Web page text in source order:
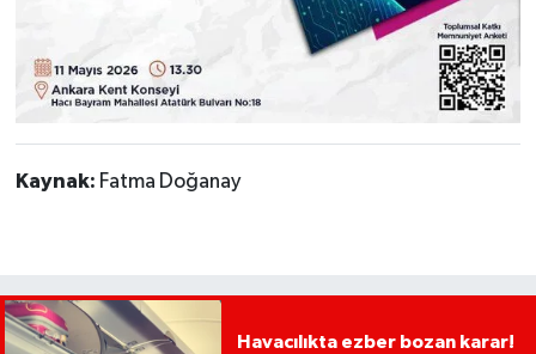
Kaynak: Fatma Doğanay
Havacılıkta ezber bozan karar!